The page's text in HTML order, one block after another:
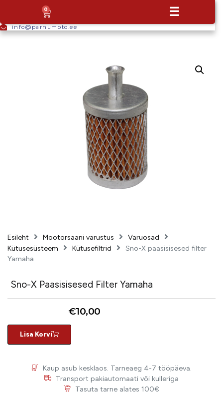
info@parnumoto.ee
0 ☰
Esileht Mootorsaani varustus
Varuosad
Kütusesüsteem
Kütusefiltrid
Sno-X paasisisesed filter
Yamaha
Sno-X Paasisisesed Filter Yamaha
€10,00
Lisa Korvi
Kaup asub kesklaos. Tarneaeg 4-7 tööpäeva.
Transport pakiautomaati või kulleriga
Tasuta tarne alates 100€